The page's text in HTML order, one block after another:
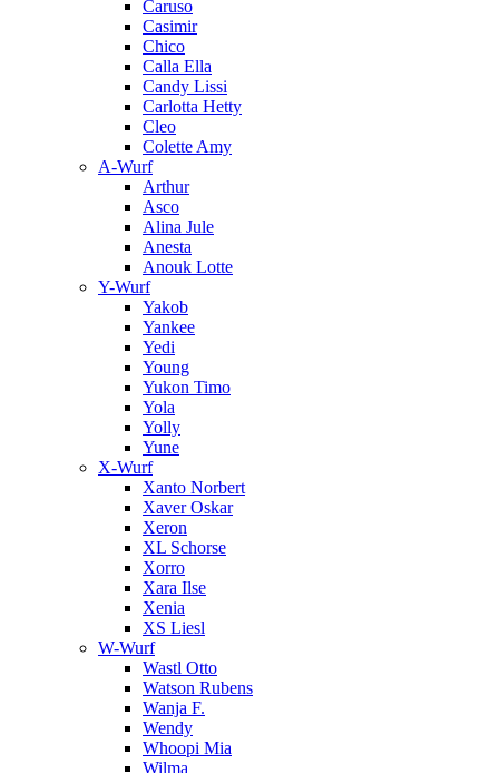
Caruso
Casimir
Chico
Calla Ella
Candy Lissi
Carlotta Hetty
Cleo
Colette Amy
A-Wurf
Arthur
Asco
Alina Jule
Anesta
Anouk Lotte
Y-Wurf
Yakob
Yankee
Yedi
Young
Yukon Timo
Yola
Yolly
Yune
X-Wurf
Xanto Norbert
Xaver Oskar
Xeron
XL Schorse
Xorro
Xara Ilse
Xenia
XS Liesl
W-Wurf
Wastl Otto
Watson Rubens
Wanja F.
Wendy
Whoopi Mia
Wilma